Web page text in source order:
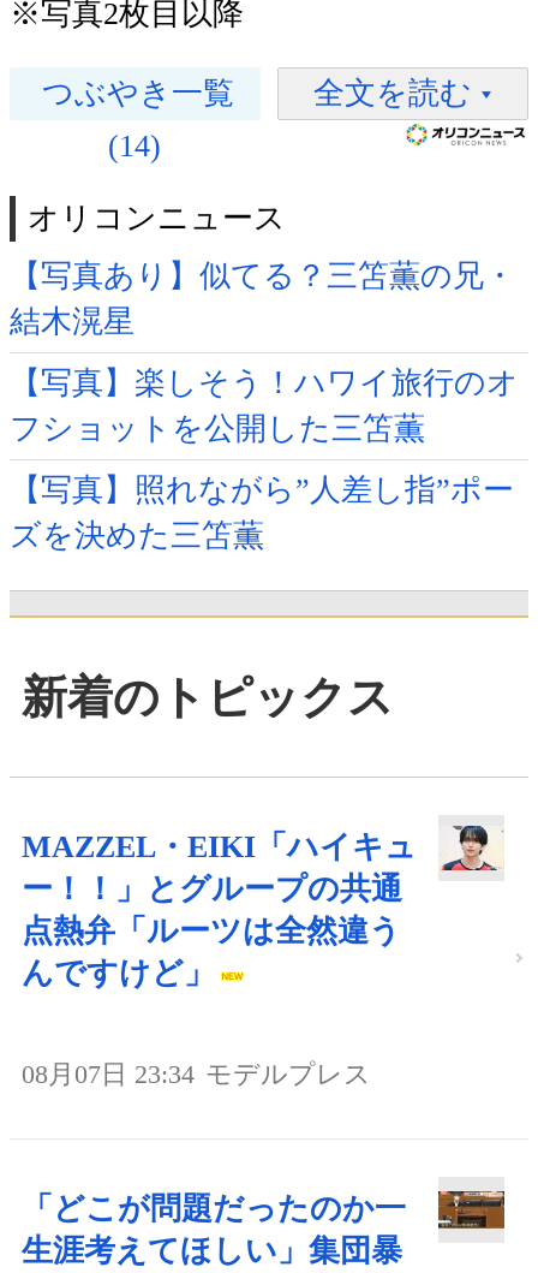
※写真2枚目以降
つぶやき一覧
(14)
全文を読む
オリコンニュース
【写真あり】似てる？三笘薫の兄・
結木滉星
【写真】楽しそう！ハワイ旅行のオ
フショットを公開した三笘薫
【写真】照れながら”人差し指”ポー
ズを決めた三笘薫
新着のトピックス
MAZZEL・EIKI「ハイキュ
ー！！」とグループの共通
点熱弁「ルーツは全然違う
んですけど」
08月07日 23:34 モデルプレス
「どこが問題だったのか一
生涯考えてほしい」集団暴